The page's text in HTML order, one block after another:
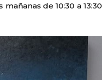
de 10:30 a